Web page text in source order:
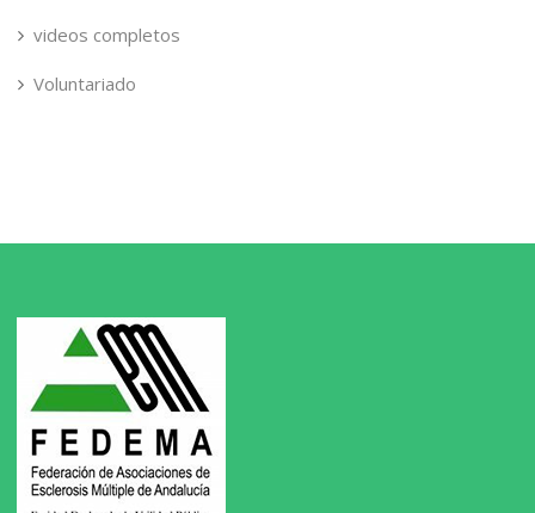
videos completos
Voluntariado